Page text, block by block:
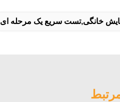
خانگی,تست سریع یک مرحله ای